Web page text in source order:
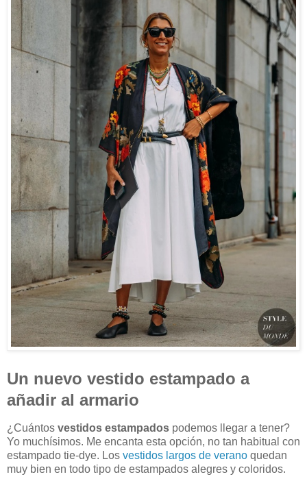
Un nuevo vestido estampado a
añadir al armario
¿Cuántos vestidos estampados podemos llegar a tener?
Yo muchísimos. Me encanta esta opción, no tan habitual con
estampado tie-dye. Los vestidos largos de verano quedan
muy bien en todo tipo de estampados alegres y coloridos.